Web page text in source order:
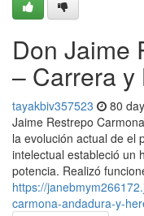
Don Jaime
– Carrera y
tayakbiv357523 80
Jaime Restrepo
la evolución actual de el
intelectual estableció un
potencia. Realizó
https://
carmona-andadura-y-